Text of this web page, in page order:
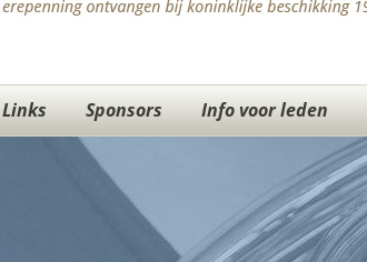
Links Sponsors Info voor leden